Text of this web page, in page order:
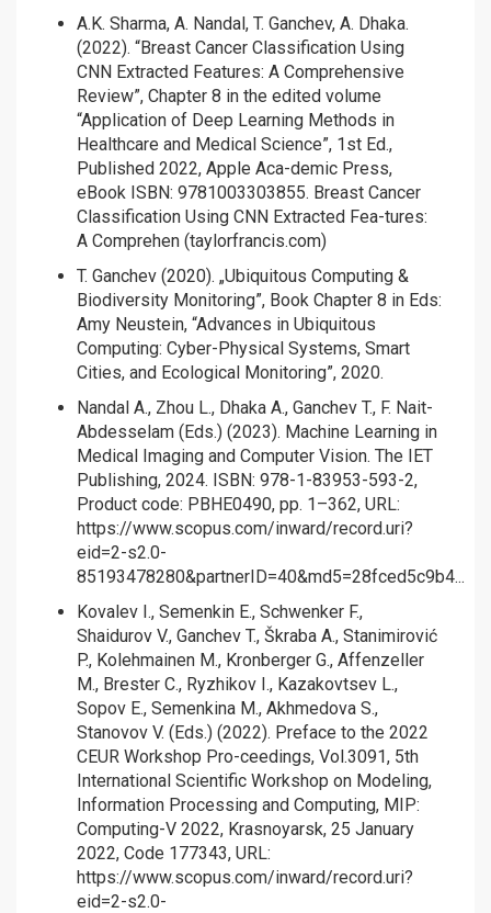
A.K. Sharma, A. Nandal, T. Ganchev, A. Dhaka.
(2022). “Breast Cancer Classification Using
CNN Extracted Features: A Comprehensive
Review”, Chapter 8 in the edited volume
“Application of Deep Learning Methods in
Healthcare and Medical Science”, 1st Ed.,
Published 2022, Apple Aca-demic Press,
eBook ISBN: 9781003303855. Breast Cancer
Classification Using CNN Extracted Fea-tures:
A Comprehen (taylorfrancis.com)
T. Ganchev (2020). „Ubiquitous Computing &
Biodiversity Monitoring”, Book Chapter 8 in Eds:
Amy Neustein, “Advances in Ubiquitous
Computing: Cyber-Physical Systems, Smart
Cities, and Ecological Monitoring”, 2020.
Nandal A., Zhou L., Dhaka A., Ganchev T., F. Nait-
Abdesselam (Eds.) (2023). Machine Learning in
Medical Imaging and Computer Vision. The IET
Publishing, 2024. ISBN: 978-1-83953-593-2,
Product code: PBHE0490, pp. 1–362, URL:
https://www.scopus.com/inward/record.uri?
eid=2-s2.0-
85193478280&partnerID=40&md5=28fced5c9b4...
Kovalev I., Semenkin E., Schwenker F.,
Shaidurov V., Ganchev T., Škraba A., Stanimirović
P., Kolehmainen M., Kronberger G., Affenzeller
M., Brester C., Ryzhikov I., Kazakovtsev L.,
Sopov E., Semenkina M., Akhmedova S.,
Stanovov V. (Eds.) (2022). Preface to the 2022
CEUR Workshop Pro-ceedings, Vol.3091, 5th
International Scientific Workshop on Modeling,
Information Processing and Computing, MIP:
Computing-V 2022, Krasnoyarsk, 25 January
2022, Code 177343, URL:
https://www.scopus.com/inward/record.uri?
eid=2-s2.0-